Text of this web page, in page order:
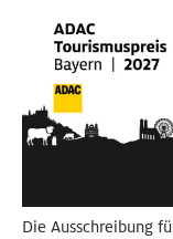
Die Ausschreibung